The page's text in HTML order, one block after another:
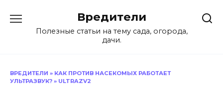
содержанию
Вредители
Полезные статьи на тему сада, огорода,
дачи.
ВРЕДИТЕЛИ » КАК ПРОТИВ НАСЕКОМЫХ РАБОТАЕТ
УЛЬТРАЗВУК? » ULTRAZV2